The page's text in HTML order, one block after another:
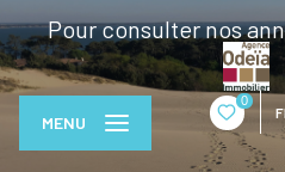
Pour consulter nos
0
MENU